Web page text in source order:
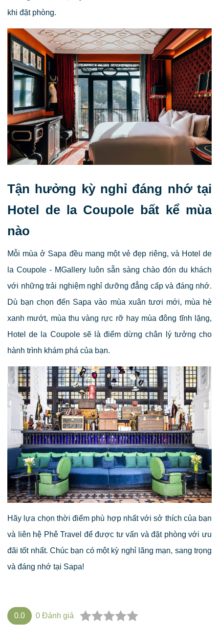
khi đặt phòng.
Tận hưởng kỳ nghỉ đáng nhớ tại
Hotel de la Coupole bất kể mùa
nào
Mỗi mùa ở Sapa đều mang một vẻ đẹp riêng, và Hotel de
la Coupole - MGallery luôn sẵn sàng chào đón du khách
với những trải nghiệm nghỉ dưỡng đẳng cấp và đáng nhớ.
Dù bạn chọn đến Sapa vào mùa xuân tươi mới, mùa hè
xanh mướt, mùa thu vàng rực rỡ hay mùa đông tĩnh lặng,
Hotel de la Coupole sẽ là điểm dừng chân lý tưởng cho
hành trình khám phá của bạn.
Hãy lựa chọn thời điểm phù hợp nhất với sở thích của bạn
và liên hệ Phê Travel để được tư vấn và đặt phòng với ưu
đãi tốt nhất. Chúc bạn có một kỳ nghỉ lãng mạn, sang trọng
và đáng nhớ tại Sapa!
0.0 0 Đánh giá